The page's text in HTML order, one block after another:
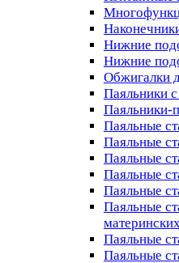
Нижние
Нижние
Обжигалки
Паяльники
Паяльники-
Паяльные
Паяльные
Паяльные
Паяльные
Паяльные
Паяльные
Паяльные
Паяльные